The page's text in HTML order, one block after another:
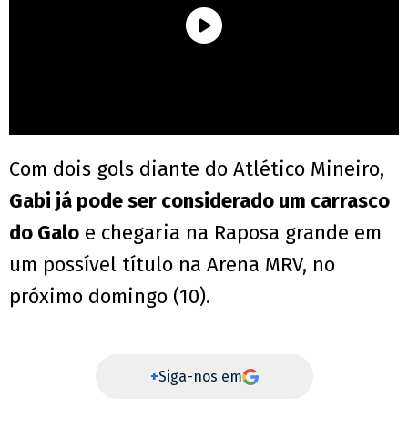
Com dois gols diante do Atlético Mineiro,
Gabi já pode ser considerado um carrasco
do Galo e chegaria na Raposa grande em
um possível título na Arena MRV, no
próximo domingo (10).
+Siga-nos em